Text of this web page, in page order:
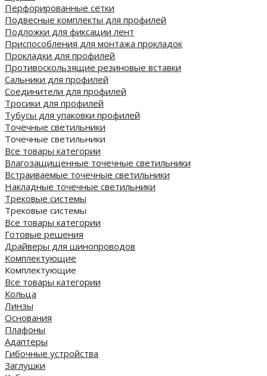
Перфорированные сетки
Подвесные комплекты для профилей
Подложки для фиксации лент
Приспособления для монтажа прокладок
Прокладки для профилей
Противоскользящие резиновые вставки
Сальники для профилей
Соединители для профилей
Тросики для профилей
Тубусы для упаковки профилей
Точечные светильники
Точечные светильники
Все товары категории
Влагозащищенные точечные светильники
Встраиваемые точечные светильники
Накладные точечные светильники
Трековые системы
Трековые системы
Все товары категории
Готовые решения
Драйверы для шинопроводов
Комплектующие
Комплектующие
Все товары категории
Кольца
Линзы
Основания
Плафоны
Адаптеры
Гибочные устройства
Заглушки